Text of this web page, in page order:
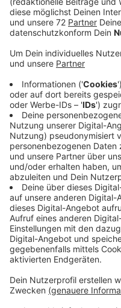
In Restaurants kämen
Geimpfte, die
Testergebnis
Gastwirte im Kreis ist
kommen. Die
nur noch freitags und
kommt. Strom und Gas
eventuell ein paar
Extrablatt in Coesfeld
Gästeschwund. Denn
dann mit einer
Schließlich ist ein
Spontane fällt weg.
Varlar Schenke in
Regel, sind weitere
Café Panekokenhus
verschlimmert sich alles
Lüdinghausen sagt,